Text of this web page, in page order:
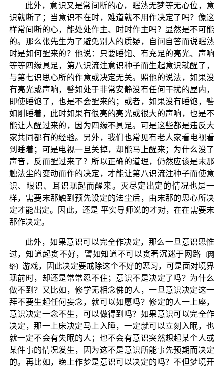
此外，意识又是常间断的心，眠熟无梦等无心位，意
识就断了；当意识不在时，难道就不用作决定了吗？像这
样常间断的心，能处处作主、时时作主吗？显然是不可能
的。那么张先生为了避免别人的质疑，自问自答而说眠熟
时是如何醒来的？他说：只要睡饱、有充足的亮光、声响
等等四缘具足，第八识流注意识种子而生起意识就醒了，
与第七识思心所的作意或决定无关。照他的说法，如果没
有亮光或声响，譬如处于非常安静没有任何干扰的屋内，
即使睡饱了，也是不会醒来的；或者，如果没有睡饱，譬
如刚睡着，此时如果有很亮的亮光或很大的声响，也是不
能让人醒过来的，因为四缘不具足。可是这些都是违反大
家共同都有的经验。另外，我们也常见有老人家看电视看
到睡着；可是电视一旦关掉，却能马上醒来；为什么没了
声音，反而醒过来了？所以正确的道理，仍然应该是末那
触法尘的变动而作的决定，才能让第八识流注种子而使意
识、眼识、耳识现起而醒来。灭尽定出定的情况也是一
样，需要末那触到预先设定的法尘后，由末那的思心所决
定才能出定。因此，还是 平实导师说的才对，在在需要末
那作决定。
此外，如果意识可以完全作决定，那么一旦意识思惟
过，知道起贪不好，譬如知道不可以贪著沉迷于网路 〔网
络〕 游戏，因此决定要戒除这个不好的恶习，可是面对境界
现前时，却还是常常忍不住；意识不是决定了吗？为什么
做不到？又比如，修学无相念佛的人，一旦意识决定这一
拜不要生起任何妄念，就可以如愿吗？修定的人一上座，
意识决定一念不生，可以做得到吗？如果意识可以完全作
决定，那一上床决定马上入睡，一定就可以立刻入眠，也
就一定不会有失眠的人；也不会有意识突然想起某个人或
某件事的情况发生，因为这不是意识所能事先预期而决定
的。再比如，晚上作梦是意识可以决定的吗？不但梦境开